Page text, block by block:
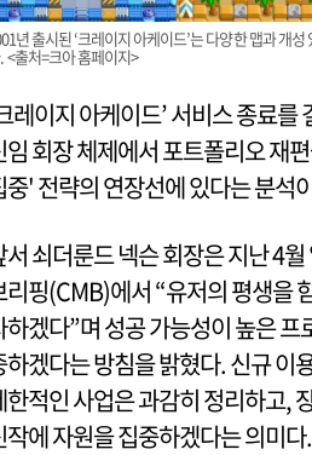
년 출시된 ‘크레이지 아케이드’는 다양한 맵과 개
<출처=크아 홈페이지>
레이지 아케이드’ 서비스 종료
임 회장 체제에서 포트폴리오 재
중' 전략의 연장선에 있다는 분석
서 쇠더룬드 넥슨 회장은 지난 4
리핑(CMB)에서 “유저의 평생을
하겠다”며 성공 가능성이 높은 프
하겠다는 방침을 밝혔다. 신규 이
한적인 사업은 과감히 정리하고,
작에 자원을 집중하겠다는 의미다.